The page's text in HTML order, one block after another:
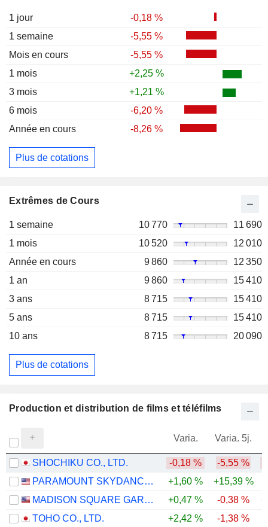
1 jour
-0,18 %
1 semaine
-5,55 %
Mois en cours
-5,55 %
1 mois
+2,25 %
3 mois
+1,21 %
6 mois
-6,20 %
Année en cours
-8,26 %
Plus de cotations
Extrêmes de Cours
1 semaine 10 770
11 690
1 mois
10 520
12 010
Année en cours
9 860
12 350
1 an
9 860
15 410
3 ans
8 715
15 410
5 ans
8 715
15 410
10 ans
8 715 20 090
Plus de cotations
Production et distribution de films et téléfilms
Varia. Varia. 5j.
SHOCHIKU CO., LTD. -0,18 % -5,55 %
PARAMOUNT SKYDANCE CORPORATION
+1,60 % +15,39 %
MADISON SQUARE GARDEN SPORTS CORP.
+0,47 % -0,38 %
TOHO CO., LTD.
+2,42 % -1,38 %